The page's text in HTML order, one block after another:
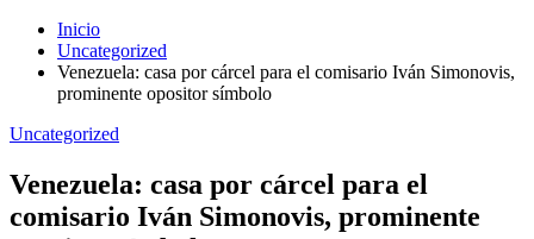
Inicio
Uncategorized
Venezuela: casa por cárcel para el comisario Iván Simonovis,
prominente opositor símbolo
Uncategorized
Venezuela: casa por cárcel para el
comisario Iván Simonovis, prominente